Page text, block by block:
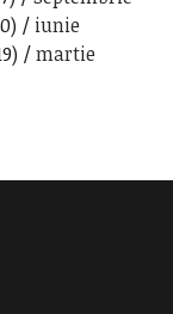
iunie
martie